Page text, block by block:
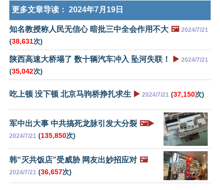
更多文章导读： 2024年7月19日
知名教授称人民无信心 暗批三中全会作用不大 🖼️ 2024/7/21
(38,631次)
陕西高速大桥塌了 数十辆汽车冲入 坠河失联！ ▶️ 2024/7/21
(35,042次)
吃上顿 没下顿 北京马驹桥挣扎求生 ▶️ 2024/7/21 (37,150次)
军中出大事 中共搞死龙脉引发大分裂 🖼️▶️
2024/7/21 (135,850次)
韩“灭共饭店”受威胁 网友出妙招应对 🖼️
2024/7/21 (36,657次)